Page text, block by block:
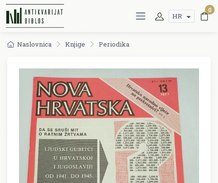
HR
0
Naslovnica Knjige Periodika